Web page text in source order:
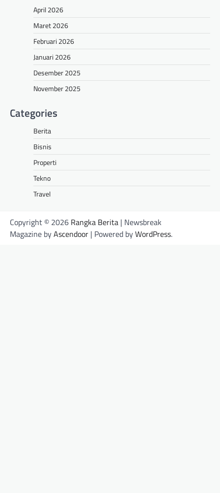
April 2026
Maret 2026
Februari 2026
Januari 2026
Desember 2025
November 2025
Categories
Berita
Bisnis
Properti
Tekno
Travel
Copyright © 2026 Rangka Berita | Newsbreak
Magazine byAscendoor | Powered byWordPress.